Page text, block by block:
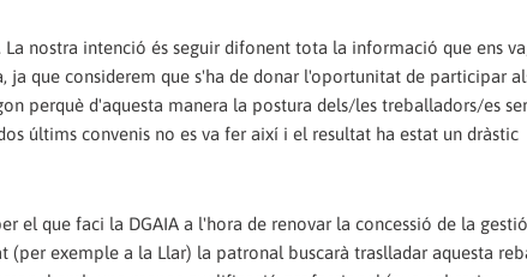
nostra intenció és seguir difonent tota la informació que ens
que considerem que s'ha de donar l'oportunitat de participar
perquè d'aquesta manera la postura dels/les treballadors/es
últims convenis no es va fer així i el resultat ha estat un dràstic
el que faci la DGAIA a l'hora de renovar la concessió de la
(per exemple a la Llar) la patronal buscarà traslladar aquesta